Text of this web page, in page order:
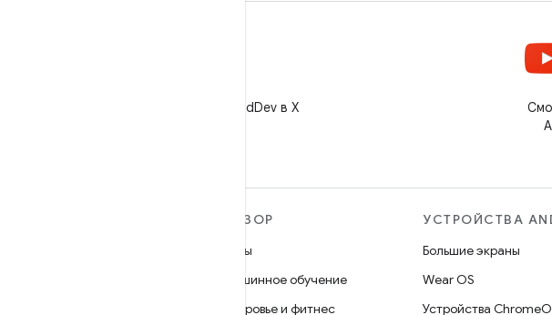
Читайте @AndroidDev в X
ОБЗОР
Игры
Машинное обучение
Здоровье и фитнес
УСТРОЙСТВА
Большие экраны
Wear OS
Устройства